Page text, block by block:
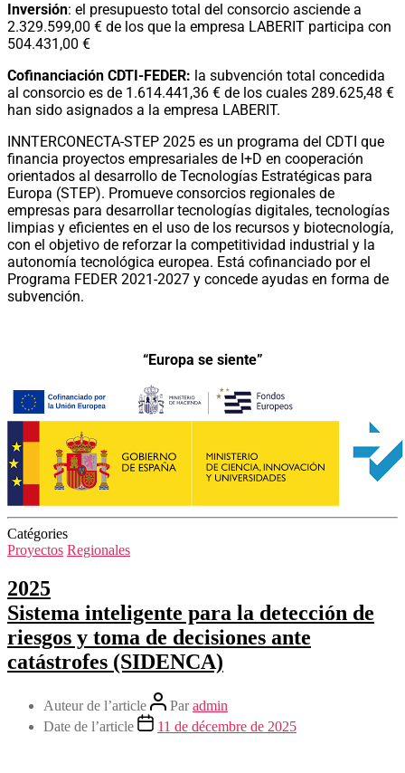
Inversión: el presupuesto total del consorcio asciende a
2.329.599,00 € de los que la empresa LABERIT participa con
504.431,00 €
Cofinanciación CDTI-FEDER: la subvención total concedida
al consorcio es de 1.614.441,36 € de los cuales 289.625,48 €
han sido asignados a la empresa LABERIT.
INNTERCONECTA-STEP 2025 es un programa del CDTI que
financia proyectos empresariales de I+D en cooperación
orientados al desarrollo de Tecnologías Estratégicas para
Europa (STEP). Promueve consorcios regionales de
empresas para desarrollar tecnologías digitales, tecnologías
limpias y eficientes en el uso de los recursos y biotecnología,
con el objetivo de reforzar la competitividad industrial y la
autonomía tecnológica europea. Está cofinanciado por el
Programa FEDER 2021-2027 y concede ayudas en forma de
subvención.
“Europa se siente”
Catégories
Proyectos Regionales
2025
Sistema inteligente para la detección de
riesgos y toma de decisiones ante
catástrofes (SIDENCA)
Auteur de l’article Paradmin
Date de l’article
11 de décembre de 2025